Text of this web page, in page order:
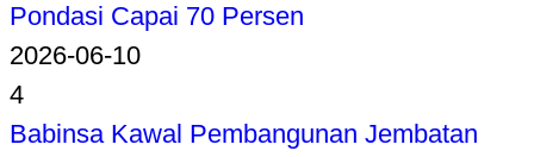
Pondasi Capai 70 Persen
2026-06-10
4
Babinsa Kawal Pembangunan Jembatan